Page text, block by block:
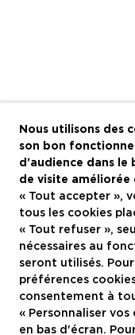
Nous utilisons des
son bon
d'audience dans le
de visite améliorée
« Tout accepter »,
tous les cookies
« Tout refuser »,
nécessaires au
seront utilisés.
préférences
consentement à
« Personnaliser vos
en bas d'écran.